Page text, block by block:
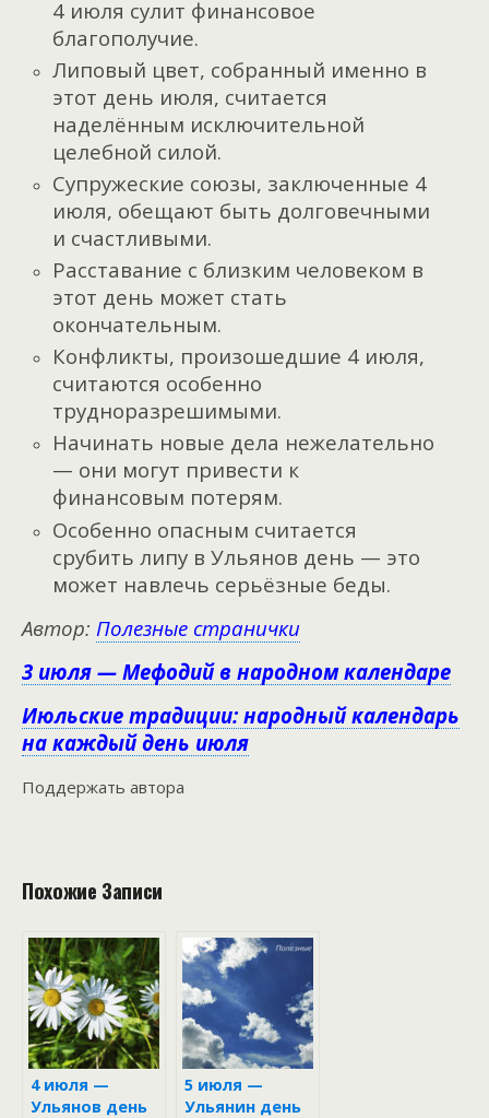
4 июля сулит финансовое
благополучие.
Липовый цвет, собранный именно в
этот день июля, считается
наделённым исключительной
целебной силой.
Супружеские союзы, заключенные 4
июля, обещают быть долговечными
и счастливыми.
Расставание с близким человеком в
этот день может стать
окончательным.
Конфликты, произошедшие 4 июля,
считаются особенно
трудноразрешимыми.
Начинать новые дела нежелательно
— они могут привести к
финансовым потерям.
Особенно опасным считается
срубить липу в Ульянов день — это
может навлечь серьёзные беды.
Автор: Полезные странички
3 июля — Мефодий в народном календаре
Июльские традиции: народный календарь
на каждый день июля
Поддержать автора
Похожие Записи
4 июля —
Ульянов день
5 июля —
Ульянин день